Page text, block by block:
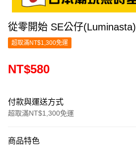
從零開始 SE公仔
超取滿NT$1,300免運
NT$580
付款與運送方式
超取滿NT$1,300免運
信用卡一次付款
商品特色